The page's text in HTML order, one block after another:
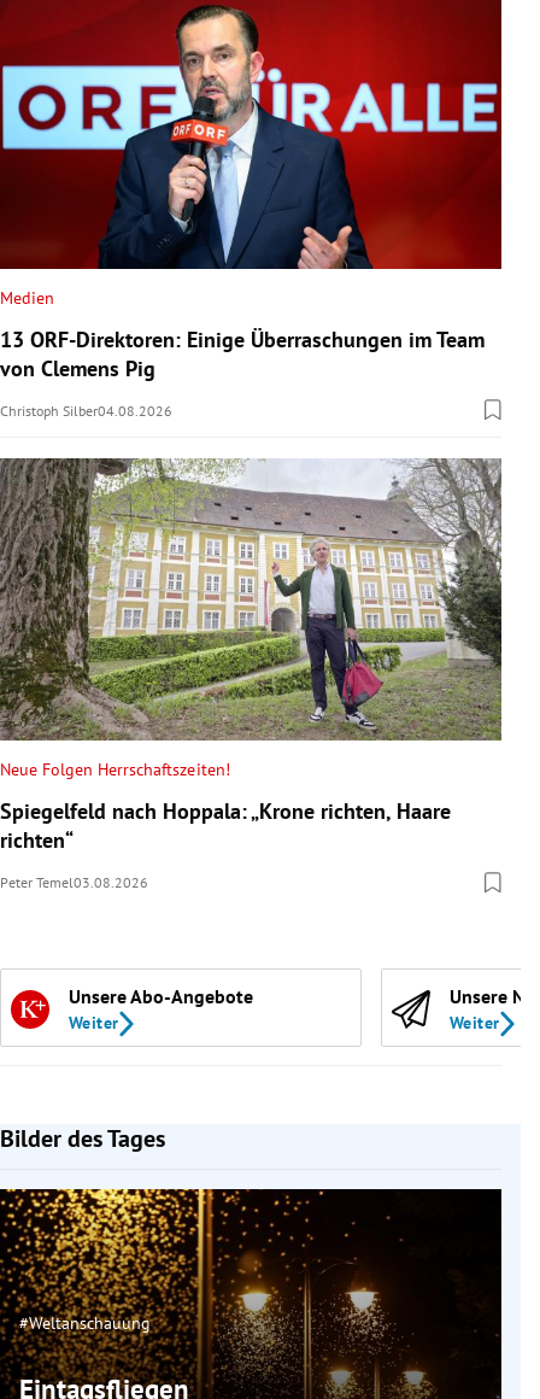
Medien
13 ORF-Direktoren: Einige Überraschungen im Team
von Clemens Pig
Christoph Silber04.08.2026
Neue Folgen Herrschaftszeiten!
Spiegelfeld nach Hoppala: „Krone richten, Haare
richten“
Peter Temel03.08.2026
Unsere Abo-Angebote
Weiter
Unsere
Weiter
Bilder des Tages
#Weltanschauung
Eintagsfliegen